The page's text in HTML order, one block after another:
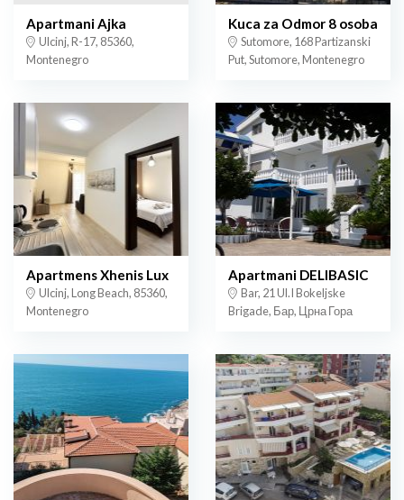
Apartmani Ajka
Ulcinj, R-17, 85360,
Montenegro
Kuca za Odmor 8 osoba
Sutomore, 168 Partizanski
Put, Sutomore, Montenegro
Apartmens Xhenis Lux
Ulcinj, Long Beach, 85360,
Montenegro
Apartmani DELIBASIC
Bar, 21 Ul.I Bokeljske
Brigade, Бар, Црна Гора